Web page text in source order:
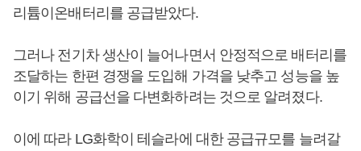
리튬이온배터리를 공급받았다.
그러나 전기차 생산이 늘어나면서 안정적으로 배터리를
조달하는 한편 경쟁을 도입해 가격을 낮추고 성능을 높
이기 위해 공급선을 다변화하려는 것으로 알려졌다.
이에 따라 LG화학이 테슬라에 대한 공급규모를 늘려갈